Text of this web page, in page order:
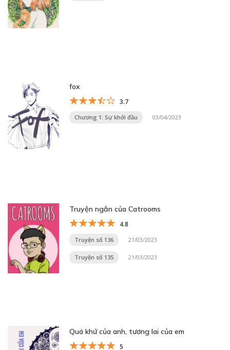
fox
3.7
Chương 1: Sự khởi đầu 03/04/2023
Truyện ngắn của Catrooms
4.8
Truyện số 136 21/03/2023
Truyện số 135 21/03/2023
Quá khứ của anh, tương lai của em
5